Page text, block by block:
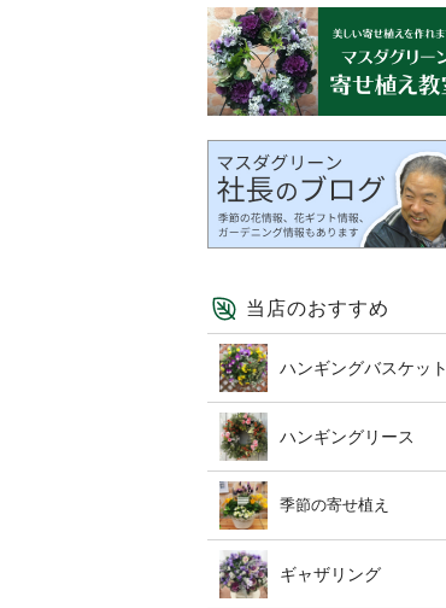
当店のおすすめ
ハンギングバスケット
ハンギングリース
季節の寄せ植え
ギャザリング